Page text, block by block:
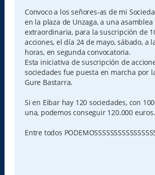
s
a
j
e
Convoco a los señores-as de mi
en la plaza de Unzaga, a una asamblea
extraordinaria, para la suscripción de
acciones, el día 24 de mayo, sábado, a
horas, en segunda convocatoria.
Esta iniciativa de suscripción de
sociedades fue puesta en marcha por
Gure Bastarra.
Si en Eibar hay 120 sociedades, con
una, podemos conseguir 120.000 euros.
Entre todos